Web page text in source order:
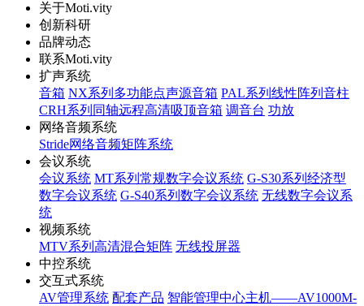
关于Moti.vity
创新科研
品牌动态
联系Moti.vity
扩声系统
音箱 NX系列多功能点声源音箱 PAL系列线性阵列音柱
CRH系列同轴远程高清吸顶音箱 调音台 功放
网络音频系统
Stride网络音频矩阵系统
会议系统
会议系统 MT系列常规数字会议系统 G-S30系列经济型
数字会议系统 G-S40系列数字会议系统 无线数字会议系
统
视频系统
MTV系列高清混合矩阵 无线投屏器
中控系统
交互式系统
AV管理系统 配套产品 智能管理中心主机——AV1000M-